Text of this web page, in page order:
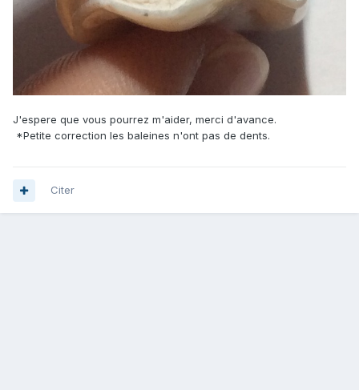
J'espere que vous pourrez m'aider, merci d'avance.
*Petite correction les baleines n'ont pas de dents.
Citer